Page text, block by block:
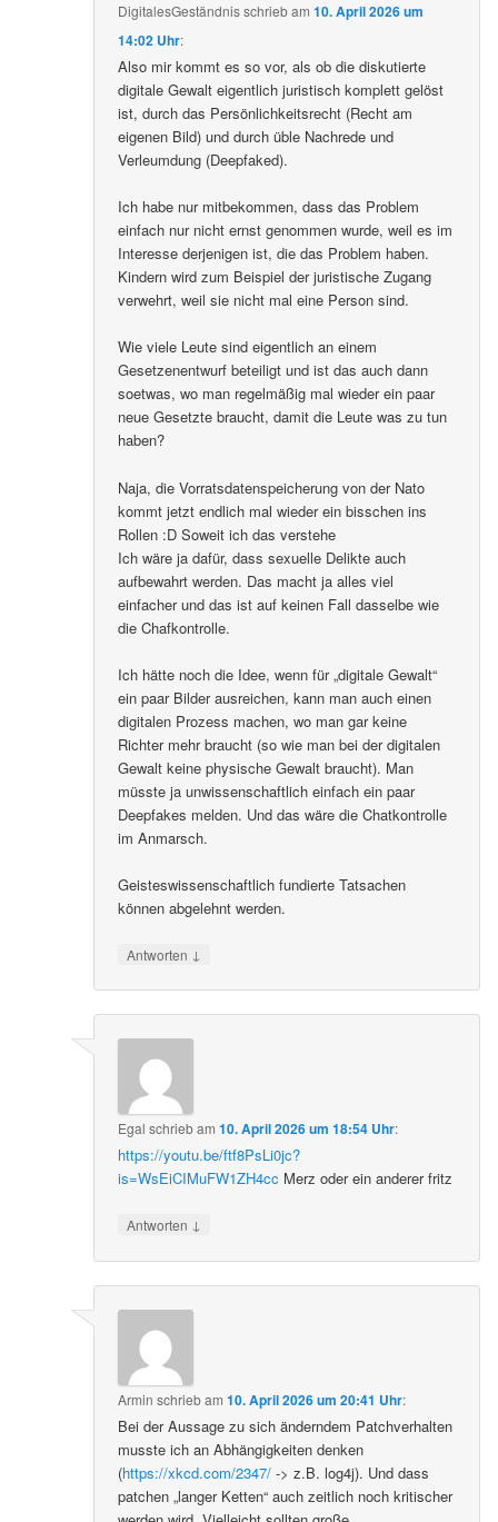
DigitalesGeständnisschriebam10. April 2026 um
14:02 Uhr:
Also mir kommt es so vor, als ob die diskutierte
digitale Gewalt eigentlich juristisch komplett gelöst
ist, durch das Persönlichkeitsrecht (Recht am
eigenen Bild) und durch üble Nachrede und
Verleumdung (Deepfaked).
Ich habe nur mitbekommen, dass das Problem
einfach nur nicht ernst genommen wurde, weil es im
Interesse derjenigen ist, die das Problem haben.
Kindern wird zum Beispiel der juristische Zugang
verwehrt, weil sie nicht mal eine Person sind.
Wie viele Leute sind eigentlich an einem
Gesetzenentwurf beteiligt und ist das auch dann
soetwas, wo man regelmäßig mal wieder ein paar
neue Gesetzte braucht, damit die Leute was zu tun
haben?
Naja, die Vorratsdatenspeicherung von der Nato
kommt jetzt endlich mal wieder ein bisschen ins
Rollen :D Soweit ich das verstehe
Ich wäre ja dafür, dass sexuelle Delikte auch
aufbewahrt werden. Das macht ja alles viel
einfacher und das ist auf keinen Fall dasselbe wie
die Chafkontrolle.
Ich hätte noch die Idee, wenn für „digitale Gewalt“
ein paar Bilder ausreichen, kann man auch einen
digitalen Prozess machen, wo man gar keine
Richter mehr braucht (so wie man bei der digitalen
Gewalt keine physische Gewalt braucht). Man
müsste ja unwissenschaftlich einfach ein paar
Deepfakes melden. Und das wäre die Chatkontrolle
im Anmarsch.
Geisteswissenschaftlich fundierte Tatsachen
können abgelehnt werden.
Antworten ↓
Egal schriebam10. April 2026 um 18:54 Uhr:
https://youtu.be/ftf8PsLi0jc?
is=WsEiCIMuFW1ZH4cc Merz oder ein anderer fritz
Antworten ↓
Armin schriebam10. April 2026 um 20:41 Uhr:
Bei der Aussage zu sich änderndem Patchverhalten
musste ich an Abhängigkeiten denken
(https://xkcd.com/2347/ -> z.B. log4j). Und dass
patchen „langer Ketten“ auch zeitlich noch kritischer